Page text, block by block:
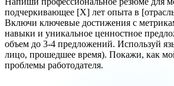
подчеркивающее [X] лет опыта в
Включи ключевые достижения с
навыки и уникальное ценностное
объем до 3-4 предложений. Используй
лицо, прошедшее время). Покажи, как
проблемы работодателя.